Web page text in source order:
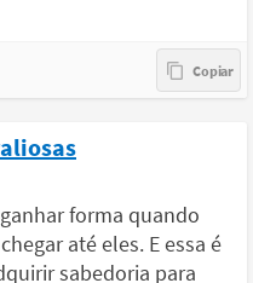
forma quando
até eles. E essa é
sabedoria para